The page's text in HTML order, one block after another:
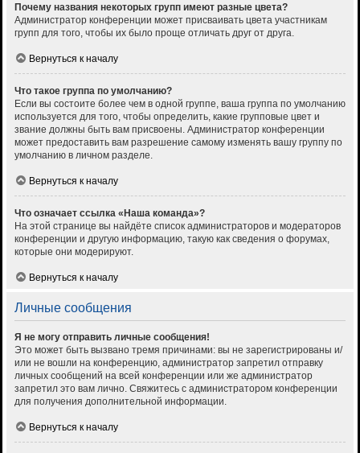
Почему названия некоторых групп имеют разные цвета?
Администратор конференции может присваивать цвета участникам
групп для того, чтобы их было проще отличать друг от друга.
Вернуться к началу
Что такое группа по умолчанию?
Если вы состоите более чем в одной группе, ваша группа по умолчанию
используется для того, чтобы определить, какие групповые цвет и
звание должны быть вам присвоены. Администратор конференции
может предоставить вам разрешение самому изменять вашу группу по
умолчанию в личном разделе.
Вернуться к началу
Что означает ссылка «Наша команда»?
На этой странице вы найдёте список администраторов и модераторов
конференции и другую информацию, такую как сведения о форумах,
которые они модерируют.
Вернуться к началу
Личные сообщения
Я не могу отправить личные сообщения!
Это может быть вызвано тремя причинами: вы не зарегистрированы и/
или не вошли на конференцию, администратор запретил отправку
личных сообщений на всей конференции или же администратор
запретил это вам лично. Свяжитесь с администратором конференции
для получения дополнительной информации.
Вернуться к началу